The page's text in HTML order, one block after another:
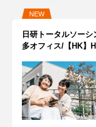
NEW
日研トータルソー
多オフィス/【HK】